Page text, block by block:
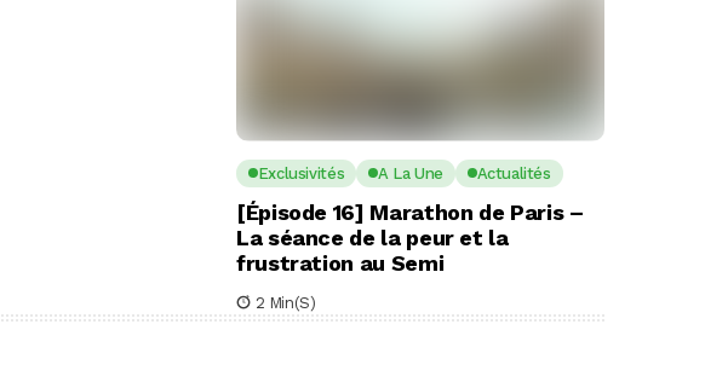
Exclusivités A La Une Actualités
[Épisode 16] Marathon de Paris –
La séance de la peur et la
frustration au Semi
2 Min(s)